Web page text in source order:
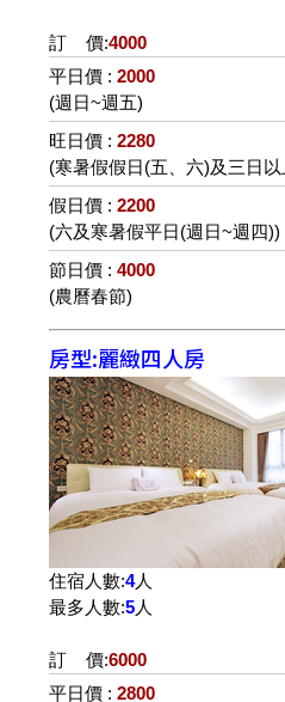
訂 價:4000
平日價 : 2000
(週日~週五)
旺日價 : 2280
(寒暑假假日(五、六)及三日
假日價 : 2200
(六及寒暑假平日(週日~週四))
節日價 : 4000
(農曆春節)
房型:麗緻四人房
住宿人數:4人
最多人數:5人
訂 價:6000
平日價 : 2800